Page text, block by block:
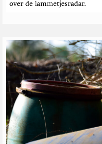
over de lammetjesradar.